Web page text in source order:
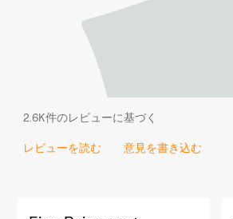
2.6K件のレビューに基づく
レビューを読む 意見を書き込む